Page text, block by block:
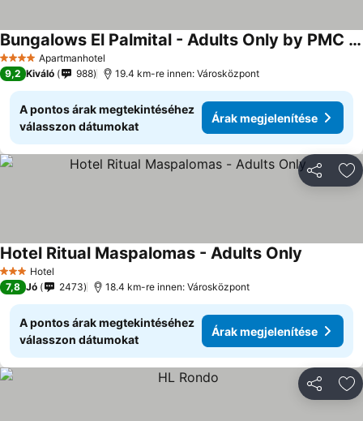
4 KategóriaApartmanhotel
Bungalows El Palmital - Adults Only by PMC Resorts
9,2 Kiváló 988 19.4 km-re innen: Városközpont
A pontos árak megtekintéséhez
válasszon dátumokat
Árak megjelenítése
3 Kategória
Hotel
Hotel Ritual Maspalomas - Adults Only
7,8 Jó 2473 18.4 km-re innen: Városközpont
A pontos árak megtekintéséhez
válasszon dátumokat
Árak megjelenítése